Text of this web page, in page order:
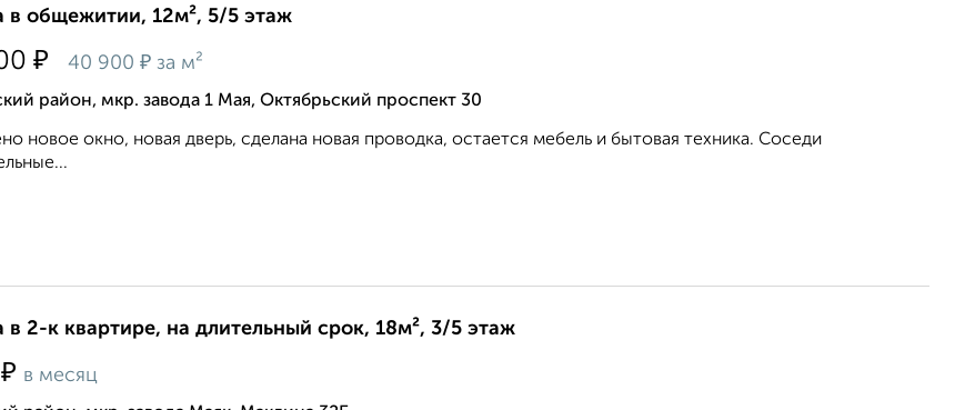
в общежитии, 12м², 5/5 этаж
₽ 40 900 ₽ за м²
район, мкр. завода 1 Мая, Октябрьский проспект 30
новое окно, новая дверь, сделана новая проводка, остается мебель и бытовая техника. Соседи
в 2-к квартире, на длительный срок, 18м², 3/5 этаж
₽ в месяц